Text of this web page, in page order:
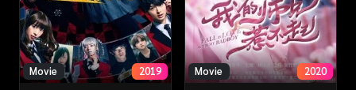
Movie 2019 Movie 2020